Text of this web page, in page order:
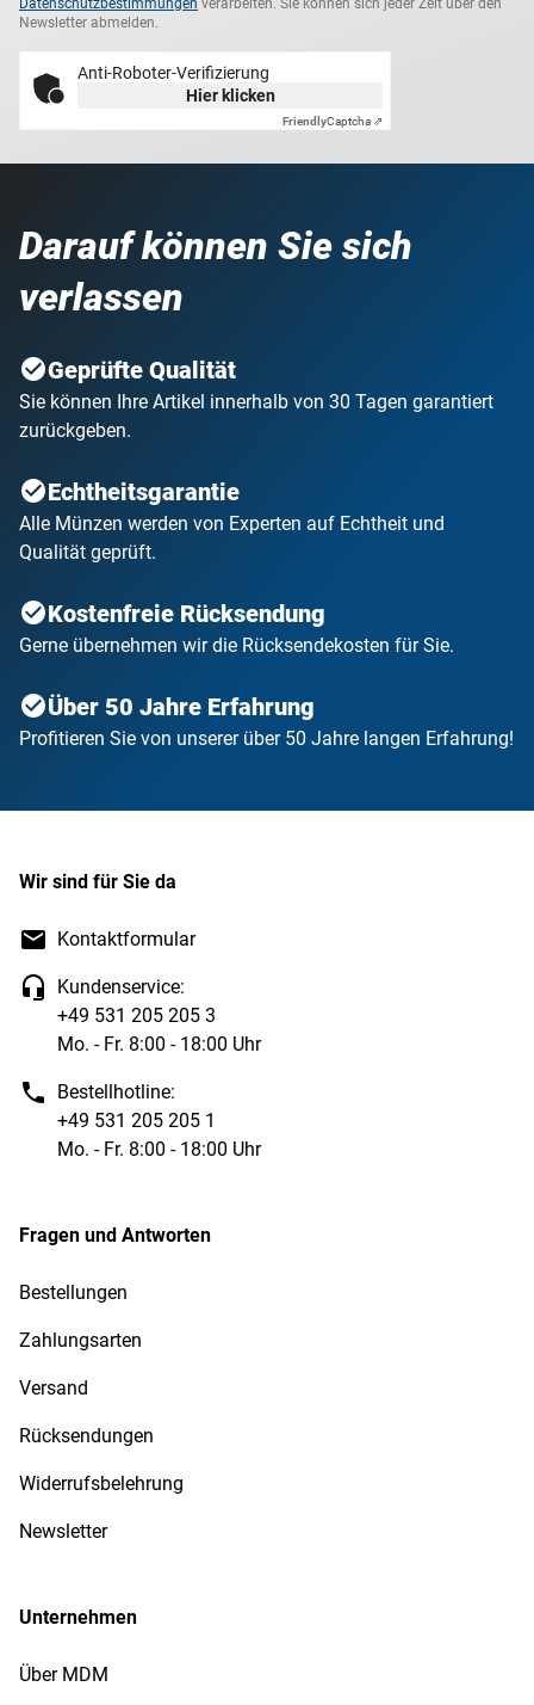
Datenschutzbestimmungen verarbeiten. Sie können sich jeder Zeit über den
Newsletter abmelden.
Anti-Roboter-Verifizierung
Hier klicken
FriendlyCaptcha ⇗
Darauf können Sie sich
verlassen
Geprüfte Qualität
Sie können Ihre Artikel innerhalb von 30 Tagen garantiert
zurückgeben.
Echtheitsgarantie
Alle Münzen werden von Experten auf Echtheit und
Qualität geprüft.
Kostenfreie Rücksendung
Gerne übernehmen wir die Rücksendekosten für Sie.
Über 50 Jahre Erfahrung
Profitieren Sie von unserer über 50 Jahre langen Erfahrung!
Wir sind für Sie da
Kontaktformular
Kundenservice:
+49 531 205 205 3
Mo. - Fr. 8:00 - 18:00 Uhr
Bestellhotline:
+49 531 205 205 1
Mo. - Fr. 8:00 - 18:00 Uhr
Fragen und Antworten
Bestellungen
Zahlungsarten
Versand
Rücksendungen
Widerrufsbelehrung
Newsletter
Unternehmen
Über MDM